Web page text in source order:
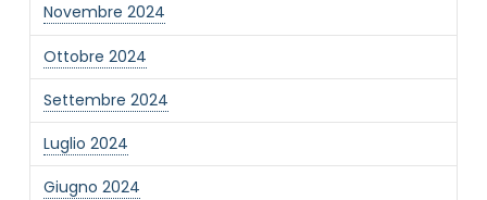
Novembre 2024
Ottobre 2024
Settembre 2024
Luglio 2024
Giugno 2024
MOTIVO DEL CONTATTO